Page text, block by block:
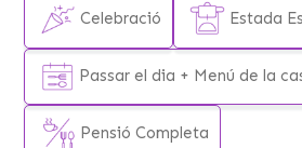
Celebració Estada
Passar el dia + Menú de la
Pensió Completa